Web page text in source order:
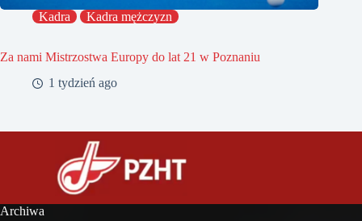
Kadra Kadra mężczyzn
Za nami Mistrzostwa Europy do lat 21 w Poznaniu
1 tydzień ago
Archiwa